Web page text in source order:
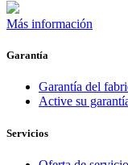
Más información
Garantía
Garantía del
Active su
Servicios